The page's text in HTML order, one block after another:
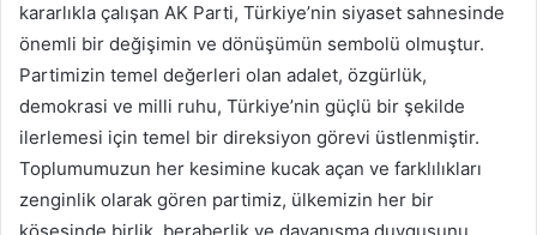
kararlıkla çalışan AK Parti, Türkiye’nin siyaset sahnesinde
önemli bir değişimin ve dönüşümün sembolü olmuştur.
Partimizin temel değerleri olan adalet, özgürlük,
demokrasi ve milli ruhu, Türkiye’nin güçlü bir şekilde
ilerlemesi için temel bir direksiyon görevi üstlenmiştir.
Toplumumuzun her kesimine kucak açan ve farklılıkları
zenginlik olarak gören partimiz, ülkemizin her bir